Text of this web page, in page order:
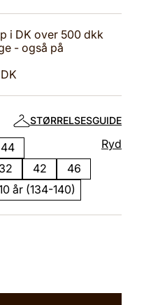
i DK over 500 dkk
- også på
44
32 42
46
år (134-140)
STØRRELSESGUIDE
Ryd